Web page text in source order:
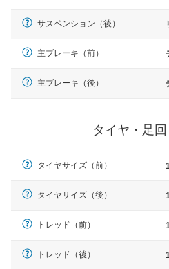
サスペンション（後）
主ブレーキ（前）
主ブレーキ（後）
タイヤ・足
タイヤサイズ（前）
タイヤサイズ（後）
トレッド（前）
トレッド（後）